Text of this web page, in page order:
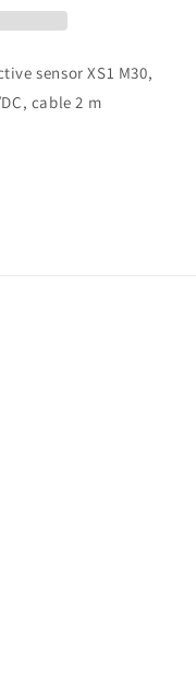
sensor XS1 M30,
cable 2 m